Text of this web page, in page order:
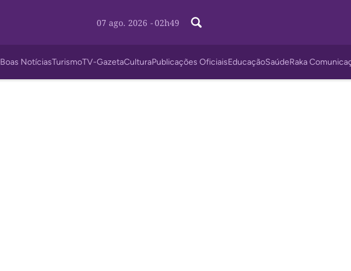
07 ago. 2026 - 02h49
Boas NotíciasTurismoTV-GazetaCulturaPublicações OficiaisEducaçãoSaúdeRaka